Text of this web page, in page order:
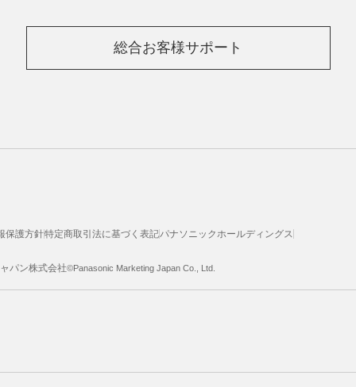
総合お客様サポート
保護方針特定商取引法に基づく表記パナソニックホールディングス
パン株式会社©Panasonic Marketing Japan Co., Ltd.